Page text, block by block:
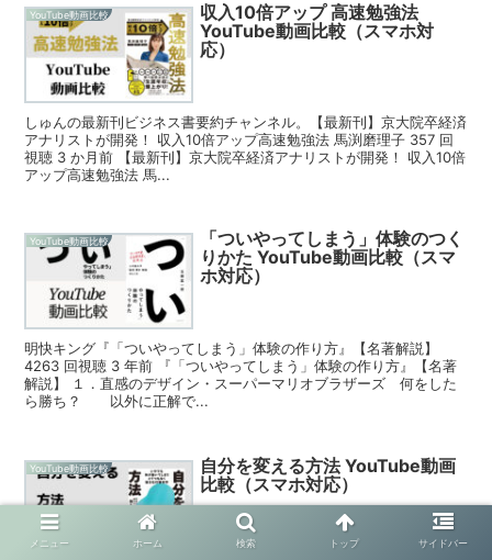
YouTube動画比較
収入10倍アップ 高速勉強法
YouTube動画比較（スマホ対
応）
しゅんの最新刊ビジネス書要約チャンネル。【最新刊】京大院卒経済
アナリストが開発！ 収入10倍アップ高速勉強法 馬渕磨理子 357 回
視聴 3 か月前 【最新刊】京大院卒経済アナリストが開発！ 収入10倍
アップ高速勉強法 馬...
YouTube動画比較
「ついやってしまう」体験のつく
りかた YouTube動画比較（スマ
ホ対応）
明快キング『「ついやってしまう」体験の作り方』【名著解説】
4263 回視聴 3 年前 『「ついやってしまう」体験の作り方』【名著
解説】 １．直感のデザイン・スーパーマリオブラザーズ 何をした
ら勝ち？ 以外に正解で...
YouTube動画比較
自分を変える方法 YouTube動画
比較（スマホ対応）
メニュー ホーム 検索 トップ サイドバー